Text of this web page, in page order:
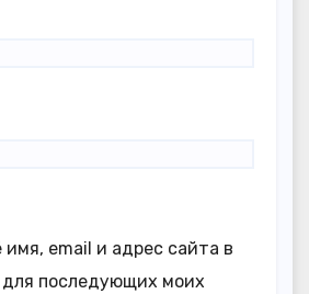
email и адрес сайта в
для последующих моих